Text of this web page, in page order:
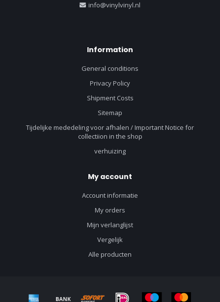
info@vinylvinyl.nl
Information
General conditions
Privacy Policy
Shipment Costs
Sitemap
Tijdelijke mededeling voor afhalen / Important Notice for
collectiion in the shop
verhuizing
My account
Account informatie
My orders
Mijn verlanglijst
Vergelijk
Alle producten